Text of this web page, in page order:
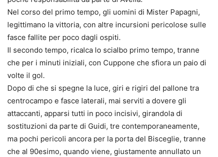
Nel corso del primo tempo, gli uomini di Mister Papagni,
legittimano la vittoria, con altre incursioni pericolose sulle
fasce fallite per poco dagli ospiti.
Il secondo tempo, ricalca lo scialbo primo tempo, tranne
che per i minuti iniziali, con Cuppone che sfiora un paio di
volte il gol.
Dopo di che si spegne la luce, giri e rigiri del pallone tra
centrocampo e fasce laterali, mai serviti a dovere gli
attaccanti, apparsi tutti in poco incisivi, girandola di
sostituzioni da parte di Guidi, tre contemporaneamente,
ma pochi pericoli ancora per la porta del Bisceglie, tranne
che al 90esimo, quando viene, giustamente annullato un